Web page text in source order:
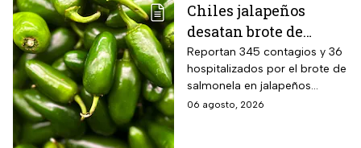
Chiles jalapeños
desatan brote de
salmonella en 27
estados de EUA
Reportan 345 contagios y 36
hospitalizados por el brote de
salmonela en jalapeños
exportados desde México
06 agosto, 2026